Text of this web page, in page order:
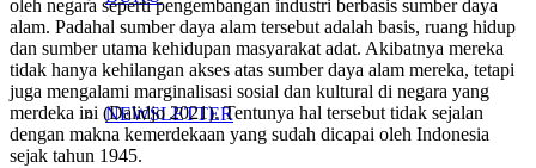
NEWSLETTER
oleh negara seperti pengembangan industri berbasis sumber daya
alam. Padahal sumber daya alam tersebut adalah basis, ruang hidup
dan sumber utama kehidupan masyarakat adat. Akibatnya mereka
tidak hanya kehilangan akses atas sumber daya alam mereka, tetapi
juga mengalami marginalisasi sosial dan kultural di negara yang
merdeka ini (Dalidjo 2021). Tentunya hal tersebut tidak sejalan
dengan makna kemerdekaan yang sudah dicapai oleh Indonesia
sejak tahun 1945.